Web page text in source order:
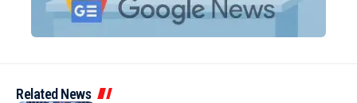
Related News